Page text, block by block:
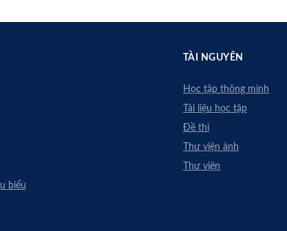
biểu
TÀI NGUYÊN
Học tập thông minh
Tài liệu học tập
Đề thi
Thư viện ảnh
Thư viện